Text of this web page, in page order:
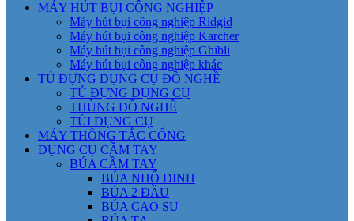
MÁY HÚT BỤI CÔNG NGHIỆP
Máy hút bụi công nghiệp Ridgid
Máy hút bụi công nghiệp Karcher
Máy hút bụi công nghiệp Ghibli
Máy hút bụi công nghiệp khác
TỦ ĐỰNG DỤNG CỤ ĐỒ NGHỀ
TỦ ĐỰNG DỤNG CỤ
THÙNG ĐỒ NGHỀ
TÚI DỤNG CỤ
MÁY THÔNG TẮC CỐNG
DỤNG CỤ CẦM TAY
BÚA CẦM TAY
BÚA NHỔ ĐINH
BÚA 2 ĐẦU
BÚA CAO SU